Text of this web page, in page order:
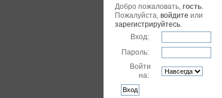
Добро пожаловать,гость.
Пожалуйста,войдите или
зарегистрируйтесь.
Вход:
Пароль:
Войти
на: